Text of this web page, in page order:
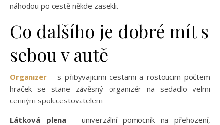
náhodou po cestě někde zasekli.
Co dalšího je dobré mít s
sebou v autě
Organizér – s přibývajícími cestami a rostoucím počtem
hraček se stane závěsný organizér na sedadlo velmi
cenným spolucestovatelem
Látková plena– univerzální pomocník na přehození,